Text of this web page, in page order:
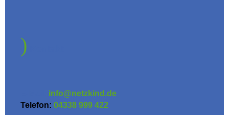
info@netzkind.de
Telefon: 04338 999 422